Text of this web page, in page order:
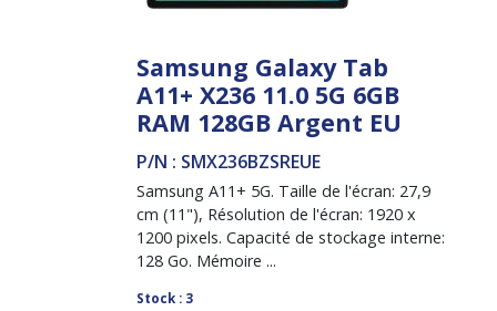
Samsung Galaxy Tab
A11+ X236 11.0 5G 6GB
RAM 128GB Argent EU
P/N : SMX236BZSREUE
Samsung A11+ 5G. Taille de l'écran: 27,9
cm (11"), Résolution de l'écran: 1920 x
1200 pixels. Capacité de stockage interne:
128 Go. Mémoire ...
Stock : 3